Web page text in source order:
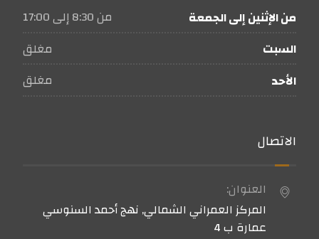
من الإثنين إلى الجمعة
من 8:30 إلى 17:00
السبت
مغلق
الأحد
مغلق
الاتصال
العنوان:
المركز العمراني الشمالي, نهج أحمد السنوسي
عمارة ب 4